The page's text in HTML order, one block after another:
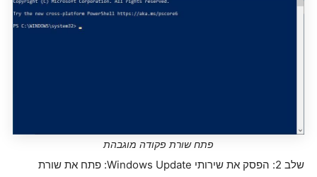
פתח שורת פקודה מוגבהת
שלב 2: הפסק את שירותי Windows Update: פתח את שורת